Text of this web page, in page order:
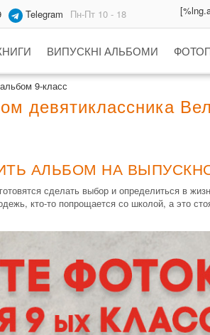
Telegram Пн-Пт 10 - 18
ВИПУСКНІ АЛЬБОМИ
9-класс
девятиклассника
АЛЬБОМ НА
сделать выбор и определиться в
кто-то попрощается со школой, а это